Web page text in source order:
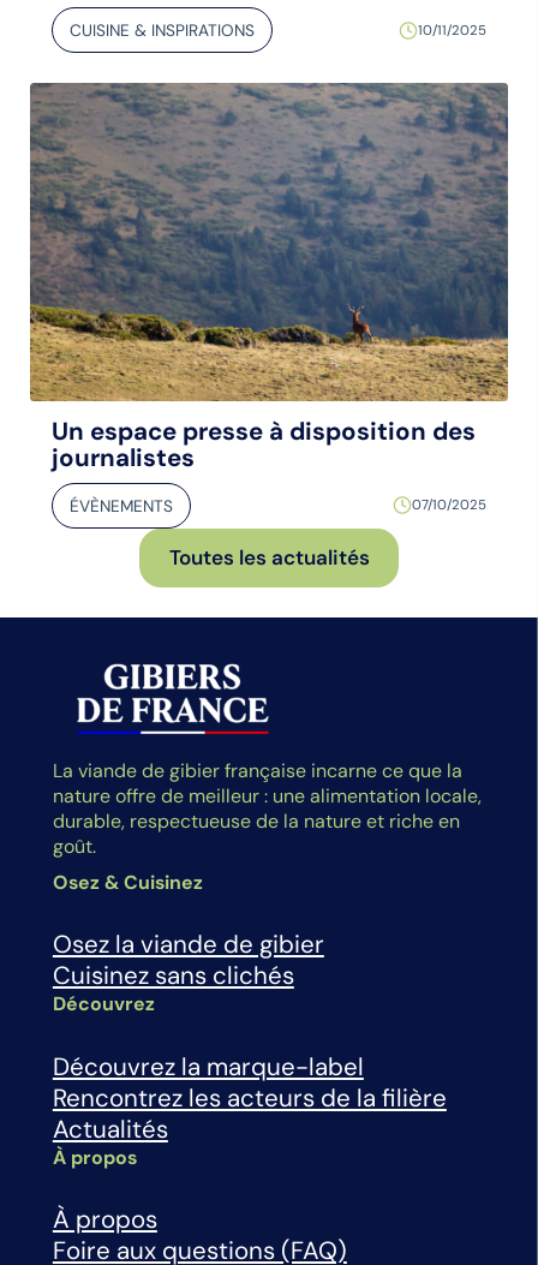
CUISINE & INSPIRATIONS 10/11/2025
Un espace presse à disposition des
journalistes
ÉVÈNEMENTS 07/10/2025
Toutes les actualités
La viande de gibier française incarne ce que la
nature offre de meilleur : une alimentation locale,
durable, respectueuse de la nature et riche en
goût.
Osez & Cuisinez
Osez la viande de gibier
Cuisinez sans clichés
Découvrez
Découvrez la marque-label
Rencontrez les acteurs de la filière
Actualités
À propos
À propos
Foire aux questions (FAQ)